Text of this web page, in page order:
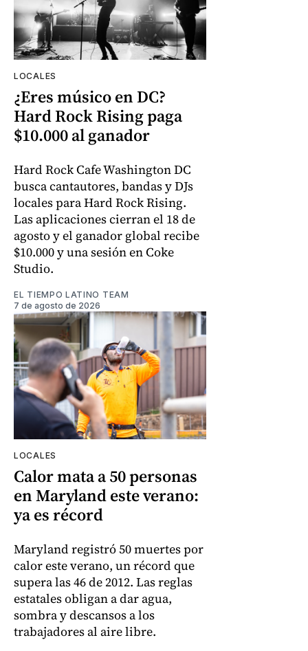
LOCALES
¿Eres músico en DC?
Hard Rock Rising paga
$10.000 al ganador
Hard Rock Cafe Washington DC
busca cantautores, bandas y DJs
locales para Hard Rock Rising.
Las aplicaciones cierran el 18 de
agosto y el ganador global recibe
$10.000 y una sesión en Coke
Studio.
EL TIEMPO LATINO TEAM
7 de agosto de 2026
LOCALES
Calor mata a 50 personas
en Maryland este verano:
ya es récord
Maryland registró 50 muertes por
calor este verano, un récord que
supera las 46 de 2012. Las reglas
estatales obligan a dar agua,
sombra y descansos a los
trabajadores al aire libre.